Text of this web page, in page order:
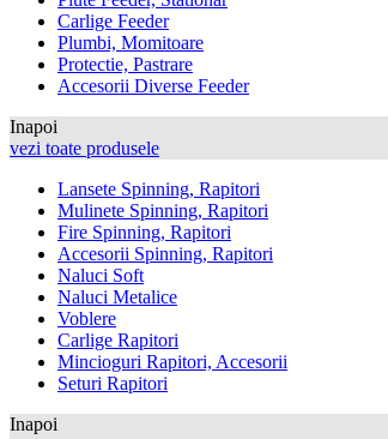
Carlige Feeder
Plumbi, Momitoare
Protectie, Pastrare
Accesorii Diverse Feeder
Inapoi
vezi toate produsele
Lansete Spinning, Rapitori
Mulinete Spinning, Rapitori
Fire Spinning, Rapitori
Accesorii Spinning, Rapitori
Naluci Soft
Naluci Metalice
Voblere
Carlige Rapitori
Mincioguri Rapitori, Accesorii
Seturi Rapitori
Inapoi